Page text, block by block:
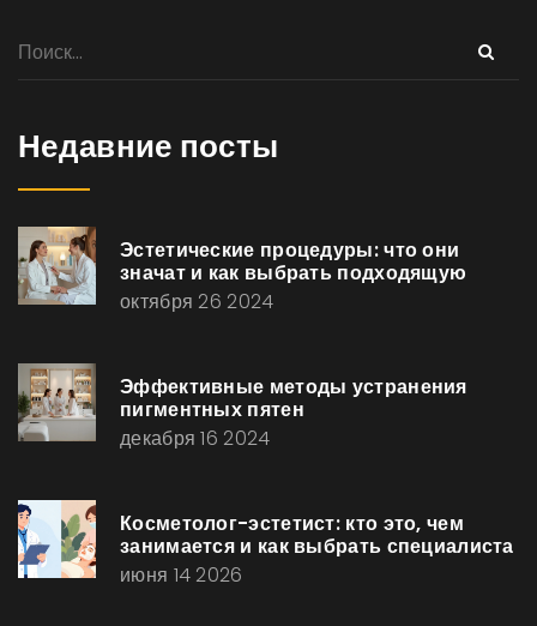
Недавние посты
Эстетические процедуры: что они
значат и как выбрать подходящую
октября 26 2024
Эффективные методы устранения
пигментных пятен
декабря 16 2024
Косметолог-эстетист: кто это, чем
занимается и как выбрать специалиста
июня 14 2026